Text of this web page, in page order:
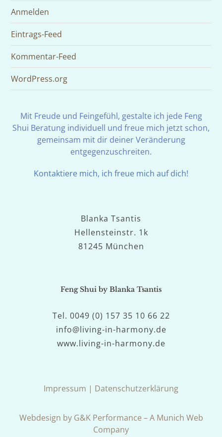
Anmelden
Eintrags-Feed
Kommentar-Feed
WordPress.org
Mit Freude und Feingefühl, gestalte ich jede Feng
Shui Beratung individuell und freue mich jetzt schon,
gemeinsam mit dir deiner Veränderung
entgegenzuschreiten.
Kontaktiere mich, ich freue mich auf dich!
Blanka Tsantis
Hellensteinstr. 1k
81245 München
Feng Shui by Blanka Tsantis
Tel. 0049 (0) 157 35 10 66 22
info@living-in-harmony.de
www.living-in-harmony.de
Impressum | Datenschutzerklärung
Webdesign by G&K Performance – A Munich Web
Company